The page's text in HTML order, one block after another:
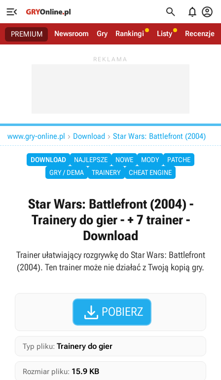
   
PREMIUM Newsroom Gry Rankingi Listy Recenzje
www.gry-online.pl  Download  Star Wars: Battlefront (2004)
DOWNLOAD NAJLEPSZE NOWE MODY
PATCHE
GRY / DEMA
TRAINERY CHEAT ENGINE
Star Wars: Battlefront (2004) -
Trainery do gier - + 7 trainer -
Download
Trainer ułatwiający rozgrywkę do Star Wars: Battlefront
(2004). Ten trainer może nie działać z Twoją kopią gry.
 POBIERZ
Typ pliku: Trainery do gier
Rozmiar pliku: 15.9 KB